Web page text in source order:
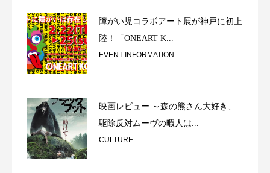
障がい児コラボアート展が神戸に初上
陸！「ONEART K...
EVENT INFORMATION
映画レビュー ～森の熊さん大好き、
駆除反対ムーヴの暇人は...
CULTURE